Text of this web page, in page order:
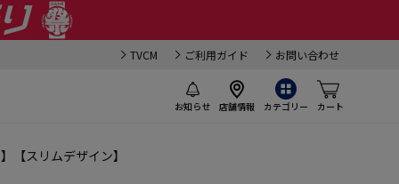
TVCM ご利用ガイド お問い合わせ
お知らせ 店舗情報 カテゴリー カート
【スリムデザイン】